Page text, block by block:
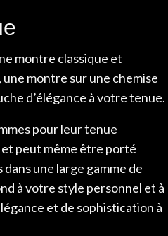
montre classique et
montre sur une chemise
d’élégance à votre tenue.
pour leur tenue
peut même être porté
une large gamme de
à votre style personnel et à
et de sophistication à